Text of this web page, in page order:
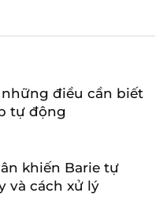
tự động
và cách xử lý